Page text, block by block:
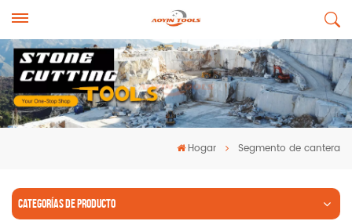
Hogar Segmento de cantera
CATEGORÍAS DE PRODUCTO